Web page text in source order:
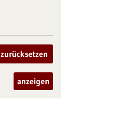
zurücksetzen
anzeigen